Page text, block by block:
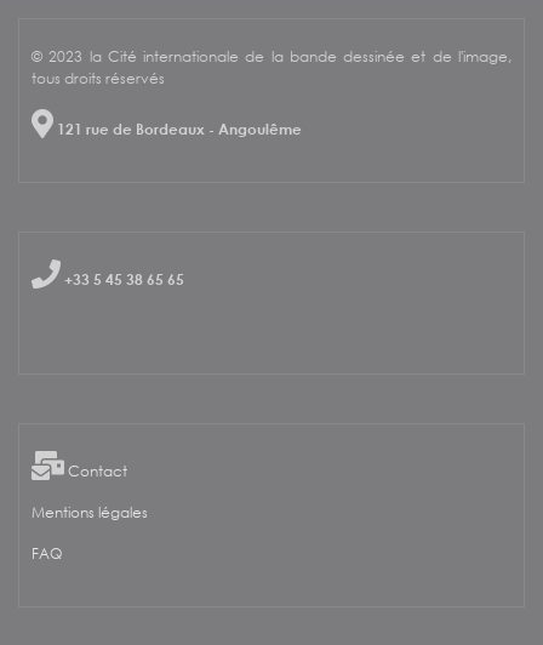
© 2023 la Cité internationale de la bande dessinée et de l'image,
tous droits réservés
121 rue de Bordeaux - Angoulême
+33 5 45 38 65 65
Contact
Mentions légales
FAQ